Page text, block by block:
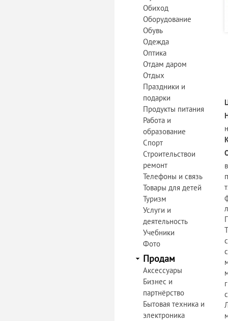
Обиход
Оборудование
Обувь
Одежда
Оптика
Отдам даром
Отдых
Праздники и
подарки
Продукты питания
Работа и
образование
Спорт
Строительствои
ремонт
Телефоны и связь
Товары для детей
Туризм
Услуги и
деятельность
Учебники
Фото
Продам
Аксессуары
Бизнес и
партнёрство
Бытовая техника и
электроника